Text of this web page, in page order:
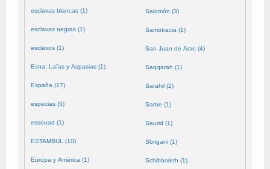
esclavas blancas (1)
esclavas negras (1)
esclavos (1)
Esna; Laïas y Aspasias (1)
España (17)
especias (5)
essouad (1)
ESTAMBUL (10)
Europa y América (1)
Salomón (3)
Samotracia (1)
San Juan de Acre (4)
Saqqarah (1)
Sarahil (2)
Sartre (1)
Saurid (1)
Sbrigani (1)
Schibboleth (1)